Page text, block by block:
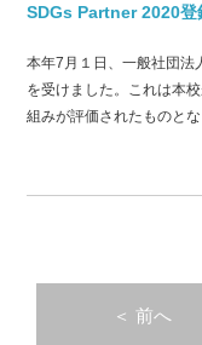
SDGs Partner 2020登
本年7月１日、一般社団法
を受けました。これは本
組みが評価されたものと
＜ 前へ